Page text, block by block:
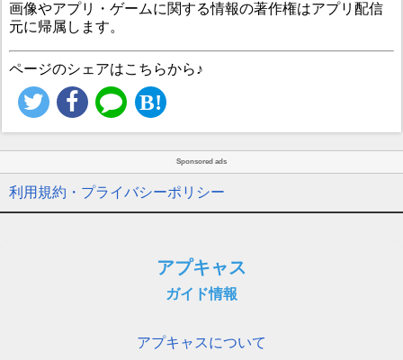
画像やアプリ・ゲームに関する情報の著作権はアプリ配信
元に帰属します。
ページのシェアはこちらから♪
Sponsored ads
利用規約・プライバシーポリシー
アプキャス
ガイド情報
アプキャスについて